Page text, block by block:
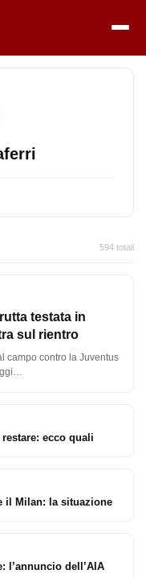
594 totali
testata in
sul rientro
campo contro la Juventus
ecco quali
il Milan: la situazione
l’annuncio dell’AIA